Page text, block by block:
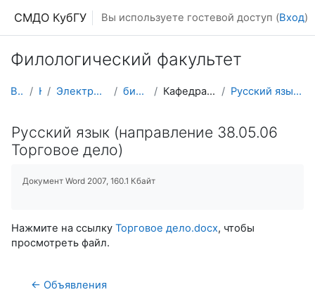
СМДО КубГУ Вы используете гостевой доступ (Вход)
Филологический факультет
В начало Курсы Электронная библиотека факультетов библиотека филфака Кафедра современного русского языка Русский язык (направление 38.05.06 Торговое дело)
Русский язык (направление 38.05.06
Торговое дело)
Документ Word 2007, 160.1 Кбайт
Нажмите на ссылку Торговое дело.docx, чтобы
просмотреть файл.
← Объявления